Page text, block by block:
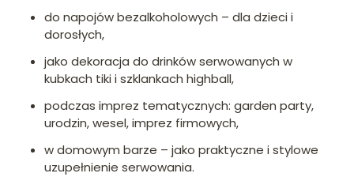
do napojów bezalkoholowych – dla dzieci i
dorosłych,
jako dekoracja do drinków serwowanych w
kubkach tiki i szklankach highball,
podczas imprez tematycznych: garden party,
urodzin, wesel, imprez firmowych,
w domowym barze – jako praktyczne i stylowe
uzupełnienie serwowania.